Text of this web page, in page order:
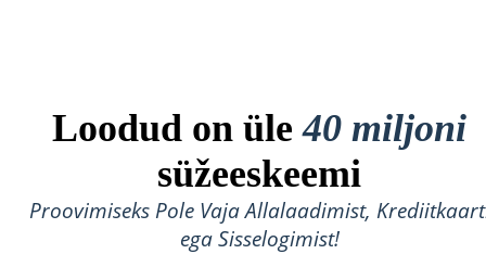
Loodud on üle40 miljoni
süžeeskeemi
Proovimiseks Pole Vaja Allalaadimist,
ega Sisselogimist!